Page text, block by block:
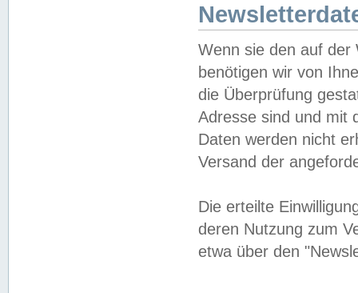
Wenn sie den auf der
benötigen wir von
die Überprüfung
Adresse sind und mit
Daten werden nicht
Versand der
Die erteilte
deren Nutzung zum
etwa über den